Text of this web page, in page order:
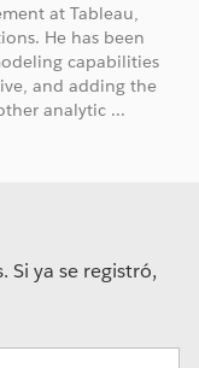
at Tableau,
He has been
capabilities
and adding the
analytic ...
Si ya se registró,